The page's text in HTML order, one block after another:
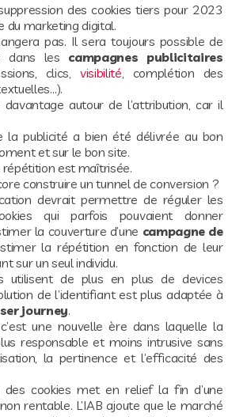
des cookies tiers pour 2023
du marketing digital.
pas. Il sera toujours possible de
dans les campagnes publicitaires
clics,visibilité , complétion des
autour de l’attribution, car il
a bien été délivrée au bon
et sur le bon site.
est maîtrisée.
construire un tunnel de conversion ?
devrait permettre de réguler les
qui parfois pouvaient donner
la couverture d’une campagne de
la répétition en fonction de leur
sur un seul individu.
utilisent de plus en plus de devices
de l’identifiant est plus adaptée à
journey.
une nouvelle ère dans laquelle la
responsable et moins intrusive sans
la pertinence et l’efficacité des
cookies met en relief la fin d’une
rentable. L’IAB ajoute que le marché